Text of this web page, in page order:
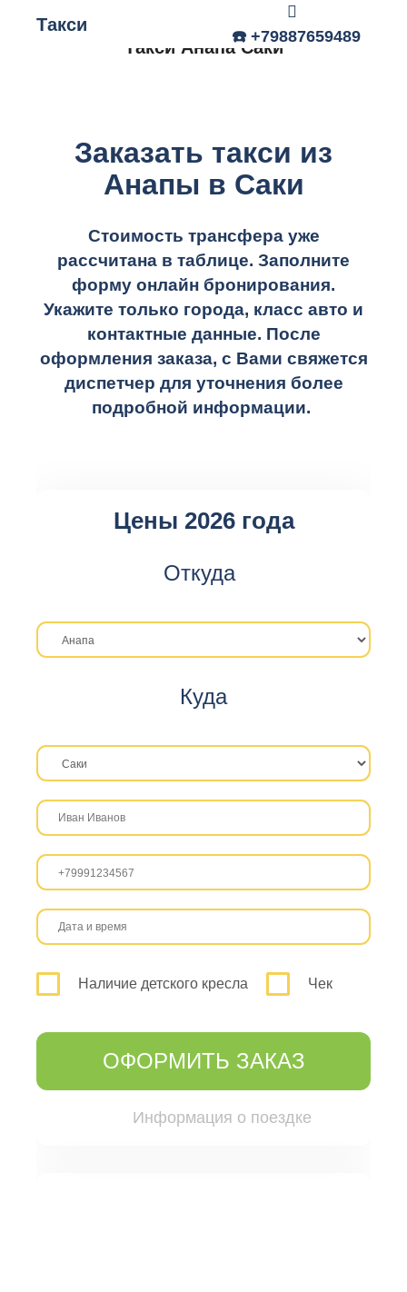
Такси
Главное меню
☎️ +79887659489
Такси Анапа Саки
Заказать такси из
Анапы в Саки
Стоимость трансфера уже
рассчитана в таблице. Заполните
форму онлайн бронирования.
Укажите только города, класс авто и
контактные данные. После
оформления заказа, с Вами свяжется
диспетчер для уточнения более
подробной информации.
Цены 2026 года
Откуда
Куда
Наличие детского кресла Чек
ОФОРМИТЬ ЗАКАЗ
Информация о поездке